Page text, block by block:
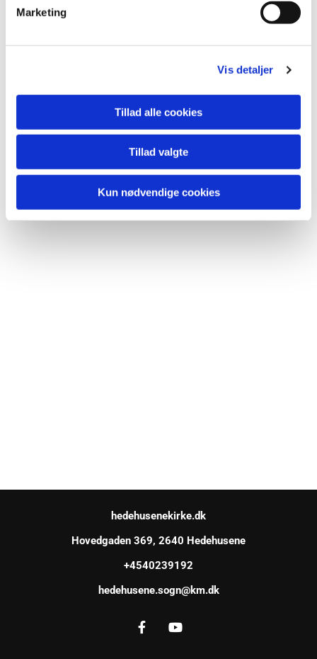
Marketing
Vis detaljer
Tillad alle cookies
Tillad valgte
Kun nødvendige cookies
Du vil måske også kunne lide...
hedehusenekirke.dk
Hovedgaden 369, 2640 Hedehusene
+4540239192
hedehusene.sogn@km.dk